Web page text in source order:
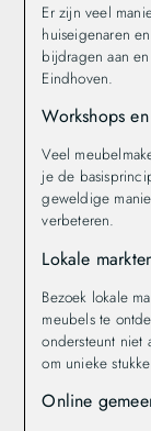
Er zijn veel
huiseigenaren
bijdragen aan
Eindhoven.
Workshops
Veel
je de
geweldige
verbeteren.
Lokale
Bezoek lokale
meubels te
ondersteunt niet
om unieke
Online